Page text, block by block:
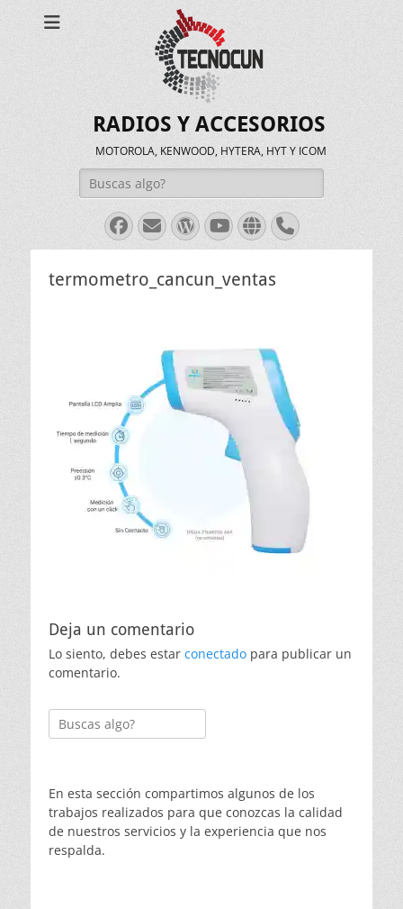
RADIOS Y ACCESORIOS
MOTOROLA, KENWOOD, HYTERA, HYT Y ICOM
Buscar:
Facebook
Correo
electrónico
WordPress
Youtube
WebTeléfono
termometro_cancun_ventas
Deja un comentario
Lo siento, debes estar conectado para publicar un
comentario.
Buscar:
En esta sección compartimos algunos de los
trabajos realizados para que conozcas la calidad
de nuestros servicios y la experiencia que nos
respalda.